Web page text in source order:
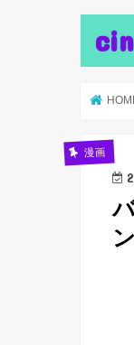
漫画